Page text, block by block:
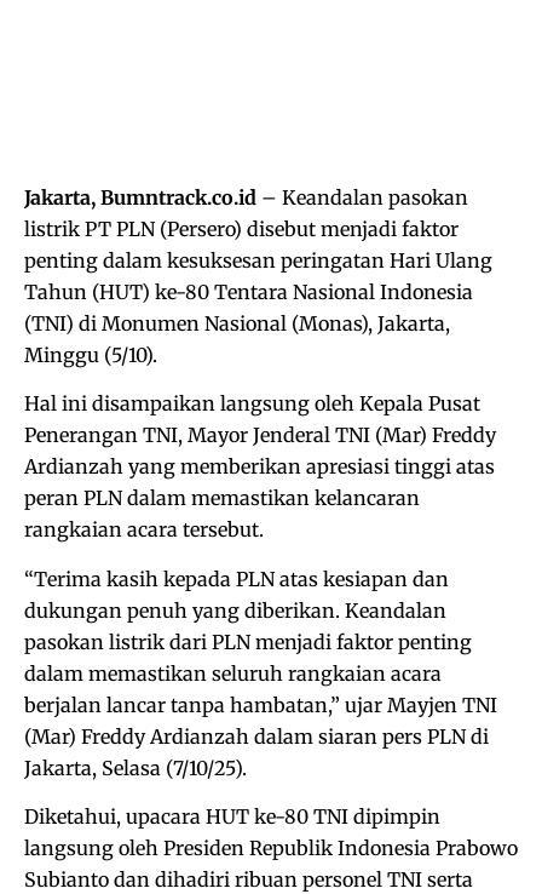
Jakarta, Bumntrack.co.id – Keandalan pasokan
listrik PT PLN (Persero) disebut menjadi faktor
penting dalam kesuksesan peringatan Hari Ulang
Tahun (HUT) ke-80 Tentara Nasional Indonesia
(TNI) di Monumen Nasional (Monas), Jakarta,
Minggu (5/10).
Hal ini disampaikan langsung oleh Kepala Pusat
Penerangan TNI, Mayor Jenderal TNI (Mar) Freddy
Ardianzah yang memberikan apresiasi tinggi atas
peran PLN dalam memastikan kelancaran
rangkaian acara tersebut.
“Terima kasih kepada PLN atas kesiapan dan
dukungan penuh yang diberikan. Keandalan
pasokan listrik dari PLN menjadi faktor penting
dalam memastikan seluruh rangkaian acara
berjalan lancar tanpa hambatan,” ujar Mayjen TNI
(Mar) Freddy Ardianzah dalam siaran pers PLN di
Jakarta, Selasa (7/10/25).
Diketahui, upacara HUT ke-80 TNI dipimpin
langsung oleh Presiden Republik Indonesia Prabowo
Subianto dan dihadiri ribuan personel TNI serta